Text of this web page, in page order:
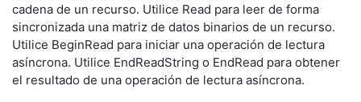
cadena de un recurso. Utilice Read para leer de forma
sincronizada una matriz de datos binarios de un recurso.
Utilice BeginRead para iniciar una operación de lectura
asíncrona. Utilice EndReadString o EndRead para obtener
el resultado de una operación de lectura asíncrona.